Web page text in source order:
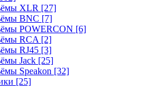
XLR [27]
BNC [7]
POWERCON [6]
RCA [2]
RJ45 [3]
Jack [25]
Speakon [32]
[25]